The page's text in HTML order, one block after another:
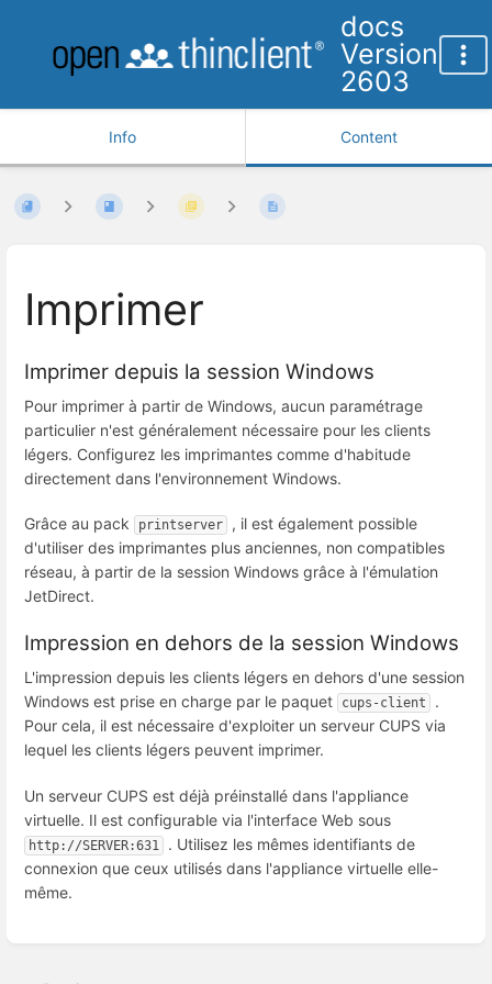
docs
Version
2603
Info Content
Imprimer
Imprimer depuis la session Windows
Pour imprimer à partir de Windows, aucun paramétrage
particulier n'est généralement nécessaire pour les clients
légers. Configurez les imprimantes comme d'habitude
directement dans l'environnement Windows.
Grâce au pack printserver
, il est également possible
d'utiliser des imprimantes plus anciennes, non compatibles
réseau, à partir de la session Windows grâce à l'émulation
JetDirect.
Impression en dehors de la session Windows
L'impression depuis les clients légers en dehors d'une session
Windows est prise en charge par le paquet
cups-client
.
Pour cela, il est nécessaire d'exploiter un serveur CUPS via
lequel les clients légers peuvent imprimer.
Un serveur CUPS est déjà préinstallé dans l'appliance
virtuelle. Il est configurable via l'interface Web sous
http://SERVER:631
. Utilisez les mêmes identifiants de
connexion que ceux utilisés dans l'appliance virtuelle elle-
même.